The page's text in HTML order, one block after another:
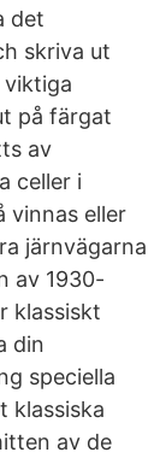
det
skriva ut
viktiga
på färgat
av
celler i
vinnas eller
järnvägarna
av 1930-
klassiskt
din
speciella
klassiska
av de